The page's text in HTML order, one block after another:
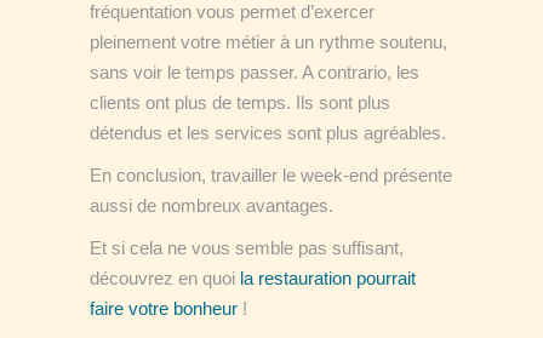
fréquentation vous permet d’exercer
pleinement votre métier à un rythme soutenu,
sans voir le temps passer. A contrario, les
clients ont plus de temps. Ils sont plus
détendus et les services sont plus agréables.
En conclusion, travailler le week-end présente
aussi de nombreux avantages.
Et si cela ne vous semble pas suffisant,
découvrez en quoi la restauration pourrait
faire votre bonheur !